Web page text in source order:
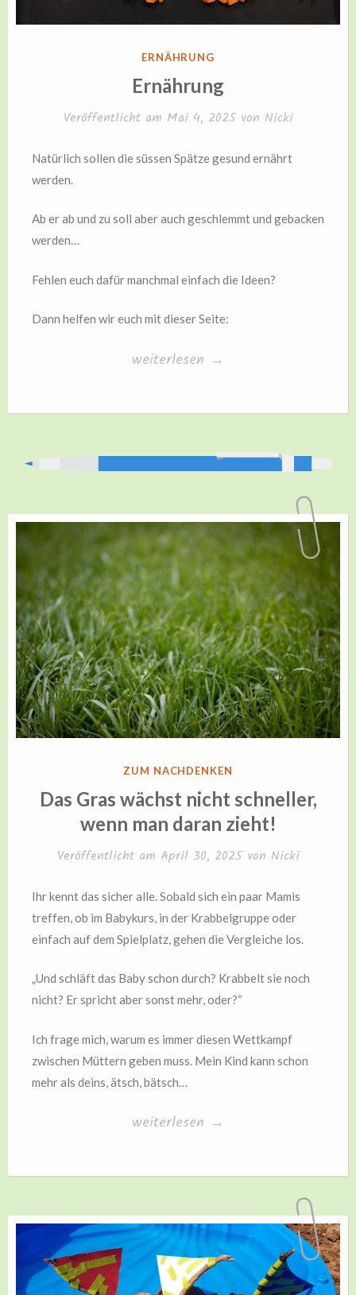
VERÖFFENTLICHT
ERNÄHRUNG
Ernährung
Veröffentlicht am Mai 4, 2025von Nicki
Natürlich sollen die süssen Spätze gesund ernährt
werden.
Ab er ab und zu soll aber auch geschlemmt und gebacken
werden…
Fehlen euch dafür manchmal einfach die Ideen?
Dann helfen wir euch mit dieser Seite:
„Ernährung“
weiterlesen →
VERÖFFENTLICHT
ZUM NACHDENKEN
Das Gras wächst nicht schneller,
wenn man daran zieht!
Veröffentlicht am April 30, 2025von Nicki
Ihr kennt das sicher alle. Sobald sich ein paar Mamis
treffen, ob im Babykurs, in der Krabbelgruppe oder
einfach auf dem Spielplatz, gehen die Vergleiche los.
„Und schläft das Baby schon durch? Krabbelt sie noch
nicht? Er spricht aber sonst mehr, oder?“
Ich frage mich, warum es immer diesen Wettkampf
zwischen Müttern geben muss. Mein Kind kann schon
mehr als deins, ätsch, bätsch…
„Das
wächst
schneller,
wenn
man
weiterlesen →